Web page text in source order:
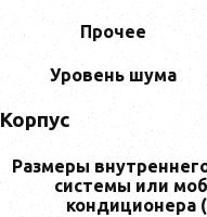
Прочее
Уровень шума
Корпус
Размеры
системы или
кондиционера